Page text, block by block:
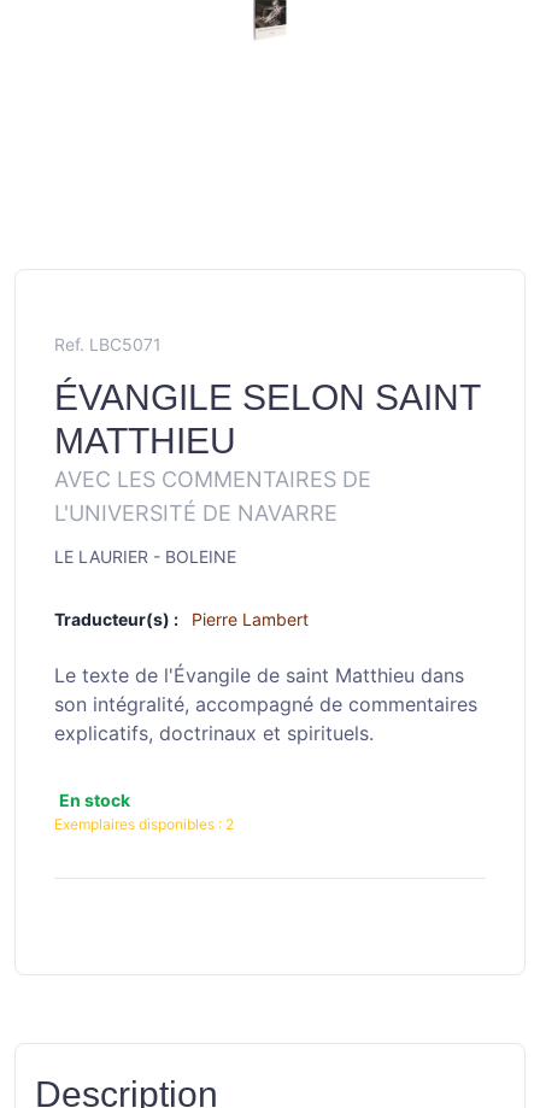
Ref. LBC5071
ÉVANGILE SELON SAINT
MATTHIEU
AVEC LES COMMENTAIRES DE
L'UNIVERSITÉ DE NAVARRE
LE LAURIER - BOLEINE
Traducteur(s) : Pierre Lambert
Le texte de l'Évangile de saint Matthieu dans
son intégralité, accompagné de commentaires
explicatifs, doctrinaux et spirituels.
En stock
Exemplaires disponibles : 2
Description